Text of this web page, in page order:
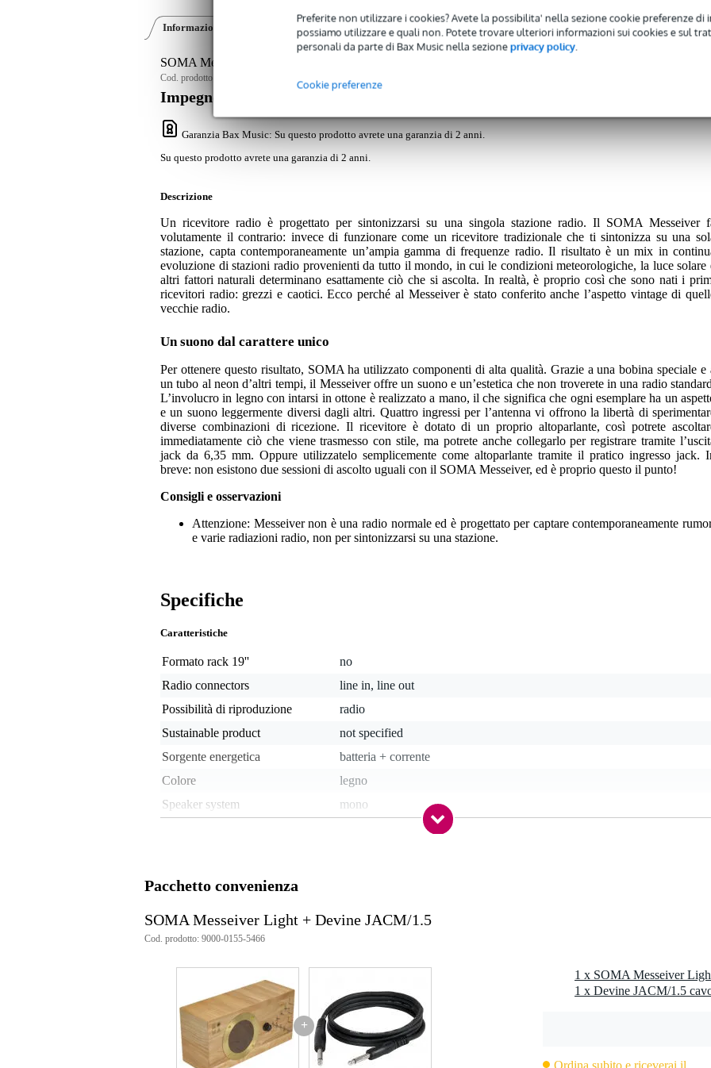
Preferite non utilizzare i cookies? Avete la possibilita' nella sezione cookie preferenze di
possiamo utilizzare e quali non. Potete trovare ulteriori informazioni sui cookies e sul
personali da parte di Bax Music nella sezioneprivacy policy.
Cookie preferenze
Informazioni sul prodotto Video (1) Recensioni (0) Download (1)
SOMA Messeiver Light ricevitore radio a onde corte
Cod. prodotto:
Impegno di servizio
Garanzia Bax Music: Su questo prodotto avrete una garanzia di 2 anni.
Su questo prodotto avrete una garanzia di 2 anni.
Descrizione
Un ricevitore radio è progettato per sintonizzarsi su una singola stazione radio. Il SOMA Messeiver
volutamente il contrario: invece di funzionare come un ricevitore tradizionale che ti sintonizza su una
stazione, capta contemporaneamente un’ampia gamma di frequenze radio. Il risultato è un mix in
evoluzione di stazioni radio provenienti da tutto il mondo, in cui le condizioni meteorologiche, la luce solare
altri fattori naturali determinano esattamente ciò che si ascolta. In realtà, è proprio così che sono nati i
ricevitori radio: grezzi e caotici. Ecco perché al Messeiver è stato conferito anche l’aspetto vintage di
vecchie radio.
Un suono dal carattere unico
Per ottenere questo risultato, SOMA ha utilizzato componenti di alta qualità. Grazie a una bobina speciale e
un tubo al neon d’altri tempi, il Messeiver offre un suono e un’estetica che non troverete in una radio
L’involucro in legno con intarsi in ottone è realizzato a mano, il che significa che ogni esemplare ha un
e un suono leggermente diversi dagli altri. Quattro ingressi per l’antenna vi offrono la libertà di
diverse combinazioni di ricezione. Il ricevitore è dotato di un proprio altoparlante, così potrete
immediatamente ciò che viene trasmesso con stile, ma potrete anche collegarlo per registrare tramite
jack da 6,35 mm. Oppure utilizzatelo semplicemente come altoparlante tramite il pratico ingresso jack.
breve: non esistono due sessioni di ascolto uguali con il SOMA Messeiver, ed è proprio questo il punto!
Consigli e osservazioni
Attenzione: Messeiver non è una radio normale ed è progettato per captare contemporaneamente
e varie radiazioni radio, non per sintonizzarsi su una stazione.
Specifiche
Caratteristiche
Formato rack 19''
no
Radio connectors
line in, line out
Possibilità di riproduzione
radio
Sustainable product
not specified
Sorgente energetica
batteria + corrente
Colore
legno
Speaker system
mono
Peso(imballaggio incluso)
Specifiche
ricevitore radio a onde corte
colore: naturale
radio:
Pacchetto convenienza
SOMA Messeiver Light + Devine JACM/1.5
Cod. prodotto: 9000-0155-5466
+